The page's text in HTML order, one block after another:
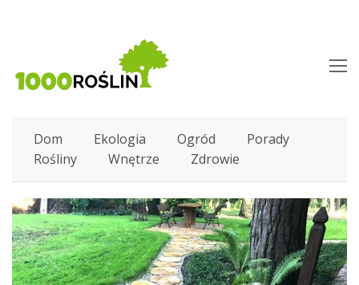
Dom Ekologia Ogród
Porady
Rośliny
Wnętrze Zdrowie